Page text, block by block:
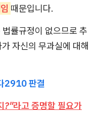
때문입니다.
법률규정이 없으므로 추
자신의 무과실에 대해
2910 판결
?"라고 증명할 필요가